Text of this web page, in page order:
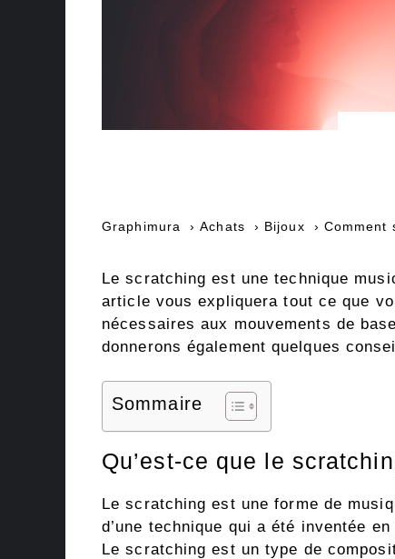
Graphimura Achats Bijoux Comment
Le scratching est une technique
article vous expliquera tout ce que
nécessaires aux mouvements de
donnerons également quelques
Sommaire
Qu’est-ce que le
Le scratching est une forme de
d’une technique qui a été inventée
Le scratching est un type de